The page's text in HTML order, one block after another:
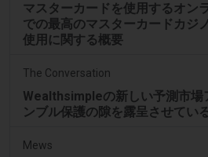
マスターカードを使用するオン
での最高のマスターカードカジ
使用に関する概要
The Conversation
Wealthsimpleの新しい予測市場
ンブル保護の隙を露呈させてい
Mews